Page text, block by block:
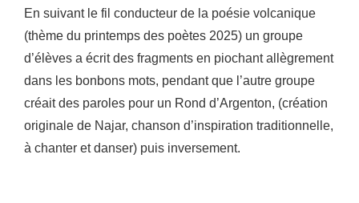
En suivant le fil conducteur de la poésie volcanique
(thème du printemps des poètes 2025) un groupe
d’élèves a écrit des fragments en piochant allègrement
dans les bonbons mots, pendant que l’autre groupe
créait des paroles pour un Rond d’Argenton, (création
originale de Najar, chanson d’inspiration traditionnelle,
à chanter et danser) puis inversement.